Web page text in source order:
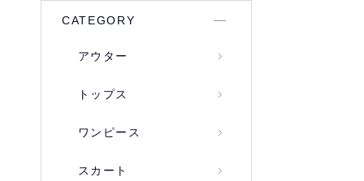
CATEGORY
アウター
トップス
ワンピース
スカート